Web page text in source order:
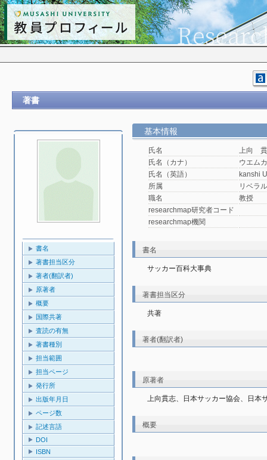
著書
書名
著書担当区分
著者(翻訳者)
原著者
概要
国際共著
査読の有無
著書種別
担当範囲
担当ページ
発行所
出版年月日
ページ数
記述言語
DOI
ISBN
基本情報
氏名
上向
氏名（カナ）
ウエム
氏名（英語）
kanshi
所属
リベラ
職名
教授
researchmap研究者コード
researchmap機関
書名
サッカー百科大事典
著書担当区分
共著
著者(翻訳者)
原著者
上向貫志、日本サッカー協会、日本
概要